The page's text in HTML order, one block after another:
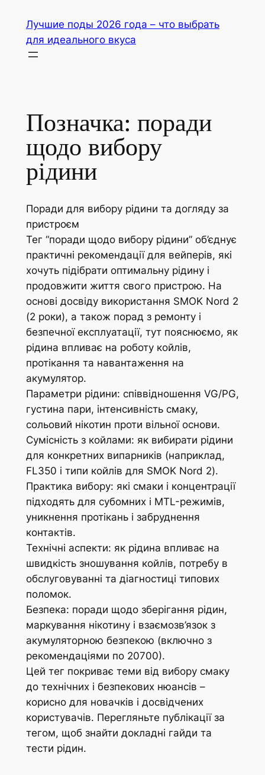
вмісту
Лучшие поды 2026 года – что выбрать
для идеального вкуса
Позначка: поради
щодо вибору
рідини
Поради для вибору рідини та догляду за
пристроєм
Тег “поради щодо вибору рідини” об’єднує
практичні рекомендації для вейперів, які
хочуть підібрати оптимальну рідину і
продовжити життя свого пристрою. На
основі досвіду використання SMOK Nord 2
(2 роки), а також порад з ремонту і
безпечної експлуатації, тут пояснюємо, як
рідина впливає на роботу койлів,
протікання та навантаження на
акумулятор.
Параметри рідини: співвідношення VG/PG,
густина пари, інтенсивність смаку,
сольовий нікотин проти вільної основи.
Сумісність з койлами: як вибирати рідини
для конкретних випарників (наприклад,
FL350 і типи койлів для SMOK Nord 2).
Практика вибору: які смаки і концентрації
підходять для субомних і MTL-режимів,
уникнення протікань і забруднення
контактів.
Технічні аспекти: як рідина впливає на
швидкість зношування койлів, потребу в
обслуговуванні та діагностиці типових
поломок.
Безпека: поради щодо зберігання рідин,
маркування нікотину і взаємозв’язок з
акумуляторною безпекою (включно з
рекомендаціями по 20700).
Цей тег покриває теми від вибору смаку
до технічних і безпекових нюансів –
корисно для новачків і досвідчених
користувачів. Перегляньте публікації за
тегом, щоб знайти докладні гайди та
тести рідин.